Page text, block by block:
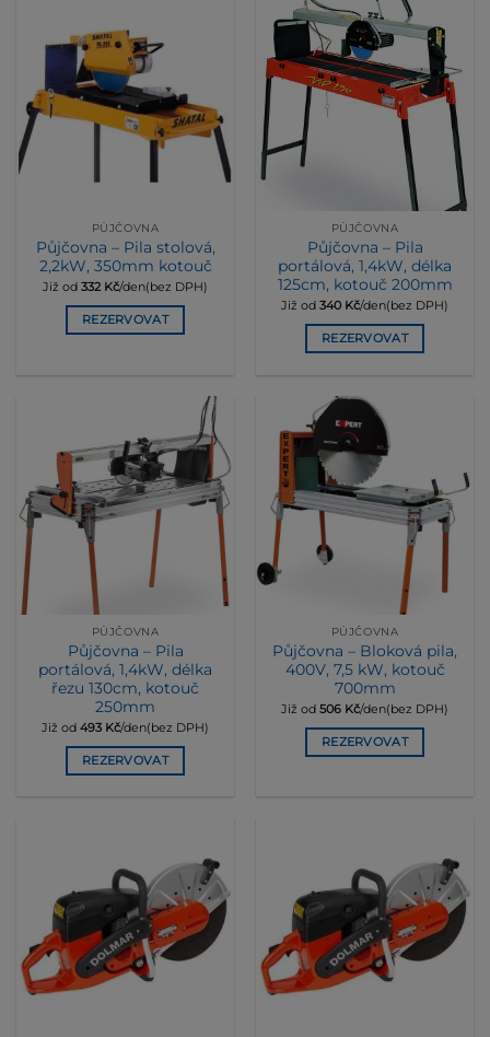
PŮJČOVNA
Půjčovna – Pila stolová,
2,2kW, 350mm kotouč
Již od 332 Kč/den(bez DPH)
REZERVOVAT
PŮJČOVNA
Půjčovna – Pila
portálová, 1,4kW, délka
125cm, kotouč 200mm
Již od 340 Kč/den(bez DPH)
REZERVOVAT
PŮJČOVNA
Půjčovna – Pila
portálová, 1,4kW, délka
řezu 130cm, kotouč
250mm
Již od 493 Kč/den(bez DPH)
REZERVOVAT
PŮJČOVNA
Půjčovna – Bloková pila,
400V, 7,5 kW, kotouč
700mm
Již od 506 Kč/den(bez DPH)
REZERVOVAT